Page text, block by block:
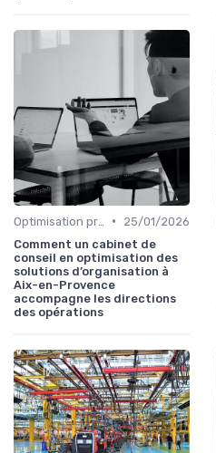
•
25/01/2026
Comment un cabinet de
conseil en optimisation des
solutions d’organisation à
Aix-en-Provence
accompagne les directions
des opérations